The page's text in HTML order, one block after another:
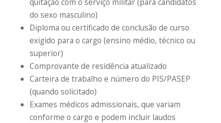
do sexo masculino)
Diploma ou certificado de conclusão de curso
exigido para o cargo (ensino médio, técnico ou
superior)
Comprovante de residência atualizado
Carteira de trabalho e número do PIS/PASEP
(quando solicitado)
Exames médicos admissionais, que variam
conforme o cargo e podem incluir laudos